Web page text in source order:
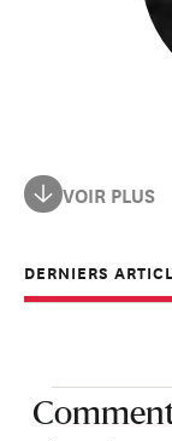
Patrick ten Brink
Environmental
for European
du Programme
avec les
VOIR PLUS
DERNIERS